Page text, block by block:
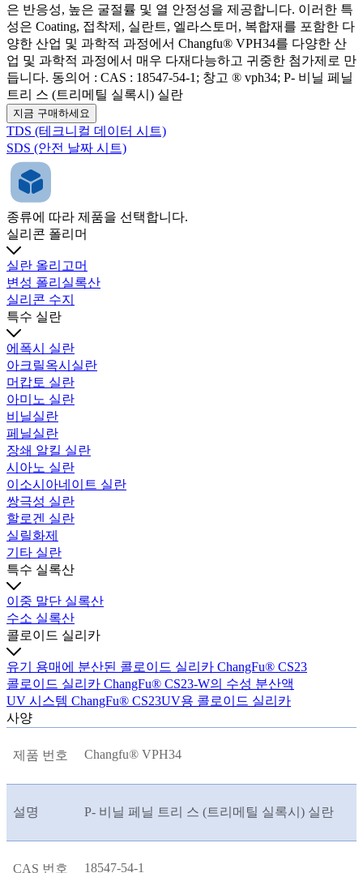
은 반응성, 높은 굴절률 및 열 안정성을 제공합니다. 이러한 특
성은 Coating, 접착제, 실란트, 엘라스토머, 복합재를 포함한 다
양한 산업 및 과학적 과정에서 Changfu® VPH34를 다양한 산
업 및 과학적 과정에서 매우 다재다능하고 귀중한 첨가제로 만
듭니다. 동의어 : CAS : 18547-54-1; 창고 ® vph34; P- 비닐 페닐
트리 스 (트리메틸 실록시) 실란
지금 구매하세요
TDS (테크니컬 데이터 시트)
SDS (안전 날짜 시트)
종류에 따라 제품을 선택합니다.
실리콘 폴리머
실란 올리고머
변성 폴리실록산
실리콘 수지
특수 실란
에폭시 실란
아크릴옥시실란
머캅토 실란
아미노 실란
비닐실란
페닐실란
장쇄 알킬 실란
시아노 실란
이소시아네이트 실란
쌍극성 실란
할로겐 실란
실릴화제
기타 실란
특수 실록산
이중 말단 실록산
수소 실록산
콜로이드 실리카
유기 용매에 분산된 콜로이드 실리카 ChangFu® CS23
콜로이드 실리카 ChangFu® CS23-W의 수성 분산액
UV 시스템 ChangFu® CS23UV용 콜로이드 실리카
사양
제품 번호 Changfu® VPH34
설명 P- 비닐 페닐 트리 스 (트리메틸 실록시) 실란
CAS 번호 18547-54-1